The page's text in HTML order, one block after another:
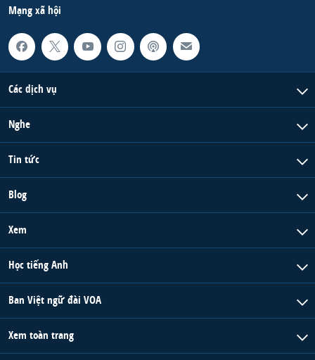
Mạng xã hội
Các dịch vụ
Nghe
Tin tức
Blog
Xem
Học tiếng Anh
Ban Việt ngữ đài VOA
Xem toàn trang